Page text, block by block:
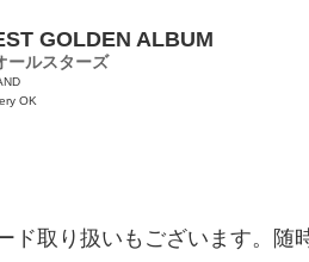
GOLDEN ALBUM
ールスターズ
OK
ド取り扱いもございます。随